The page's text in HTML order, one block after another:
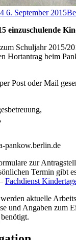
6. September 2015
einzuschulende
Schuljahr 2015/
Hortantrag beim
Post oder Mail
pankow.berlin.de
zur
Termin gibt
Fachdienst
aktuelle
und Angaben zum